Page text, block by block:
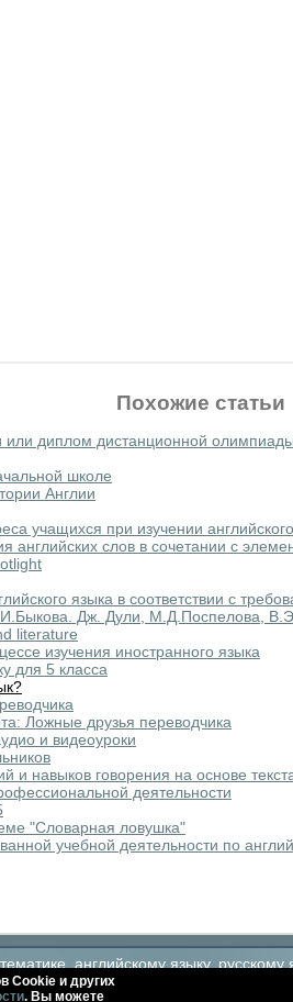
Похожие статьи
или диплом дистанционной
школе
Англии
учащихся при изучении
слов в сочетании с
языка в соответствии с
Дж. Дули, М.Д.Поспелова,
literature
изучения иностранного языка
для 5 класса
Ложные друзья переводчика
и видеоуроки
и навыков говорения на основе
деятельности
"Словарная ловушка"
учебной деятельности по
английскому языку, русскому
Сookie и других
. Вы можете